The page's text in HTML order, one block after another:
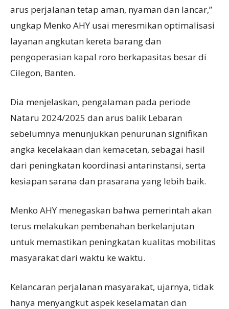
arus perjalanan tetap aman, nyaman dan lancar,”
ungkap Menko AHY usai meresmikan optimalisasi
layanan angkutan kereta barang dan
pengoperasian kapal roro berkapasitas besar di
Cilegon, Banten.
Dia menjelaskan, pengalaman pada periode
Nataru 2024/2025 dan arus balik Lebaran
sebelumnya menunjukkan penurunan signifikan
angka kecelakaan dan kemacetan, sebagai hasil
dari peningkatan koordinasi antarinstansi, serta
kesiapan sarana dan prasarana yang lebih baik.
Menko AHY menegaskan bahwa pemerintah akan
terus melakukan pembenahan berkelanjutan
untuk memastikan peningkatan kualitas mobilitas
masyarakat dari waktu ke waktu.
Kelancaran perjalanan masyarakat, ujarnya, tidak
hanya menyangkut aspek keselamatan dan